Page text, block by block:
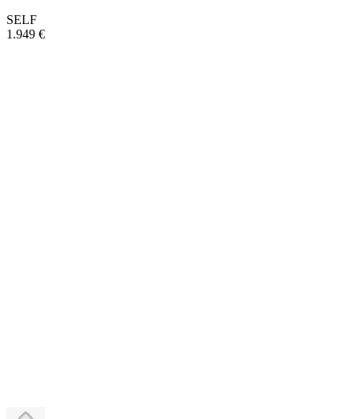
SELF
1.949 €